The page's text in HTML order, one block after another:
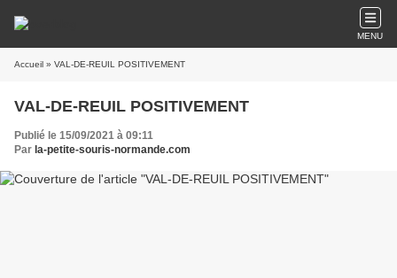
MENU
Accueil » VAL-DE-REUIL POSITIVEMENT
VAL-DE-REUIL POSITIVEMENT
Publié le 15/09/2021 à 09:11
Par la-petite-souris-normande.com